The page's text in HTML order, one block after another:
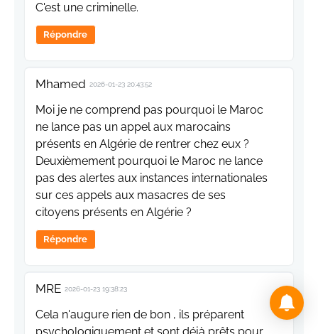
C'est une criminelle.
Répondre
Mhamed 2026-01-23 20:43:52
Moi je ne comprend pas pourquoi le Maroc
ne lance pas un appel aux marocains
présents en Algérie de rentrer chez eux ?
Deuxièmement pourquoi le Maroc ne lance
pas des alertes aux instances internationales
sur ces appels aux masacres de ses
citoyens présents en Algérie ?
Répondre
MRE 2026-01-23 19:38:23
Cela n'augure rien de bon , ils préparent